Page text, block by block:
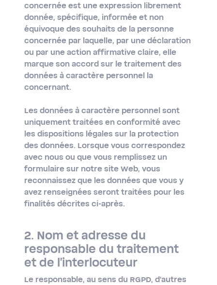
concernée est une expression librement
donnée, spécifique, informée et non
équivoque des souhaits de la personne
concernée par laquelle, par une déclaration
ou par une action affirmative claire, elle
marque son accord sur le traitement des
données à caractère personnel la
concernant.
Les données à caractère personnel sont
uniquement traitées en conformité avec
les dispositions légales sur la protection
des données. Lorsque vous correspondez
avec nous ou que vous remplissez un
formulaire sur notre site Web, vous
reconnaissez que les données que vous y
avez renseignées seront traitées pour les
finalités décrites ci-après.
2. Nom et adresse du
responsable du traitement
et de l'interlocuteur
Le responsable, au sens du RGPD, d’autres